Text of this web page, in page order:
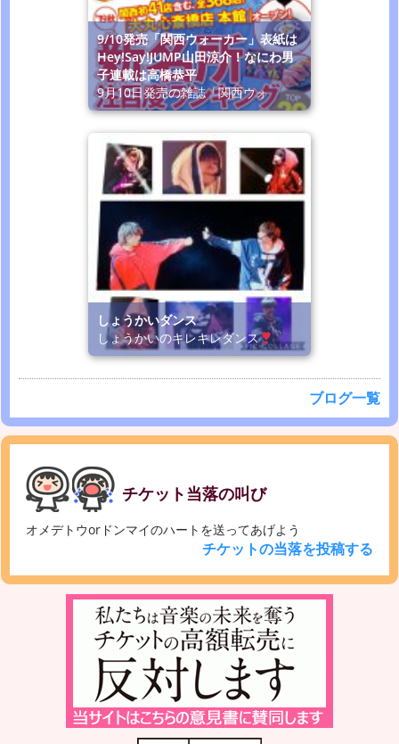
9/10発売「関西ウォーカー」表紙は
Hey!Say!JUMP山田涼介！なにわ男
子連載は高橋恭平
9月10日発売の雑誌「関西ウォ
しょうかいダンス
しょうかいのキレキレダンス
ブログ一覧
チケット当落の叫び
オメデトウorドンマイのハートを送ってあげよう
チケットの当落を投稿する